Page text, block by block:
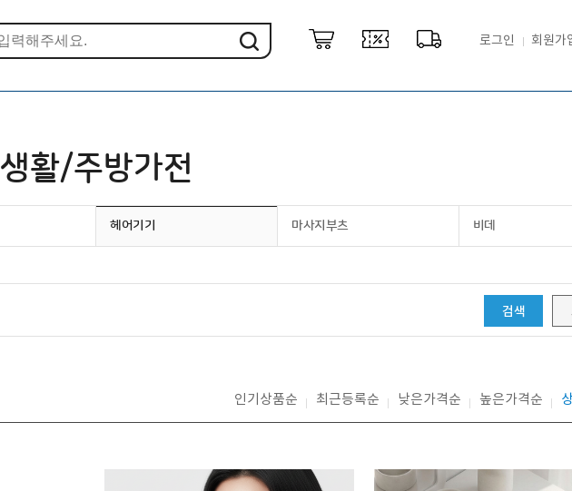
로그인 회원가
생활/주방가전
헤어기기 마사지부츠 비데
검색
인기상품순 최근등록순 낮은가격순 높은가격순